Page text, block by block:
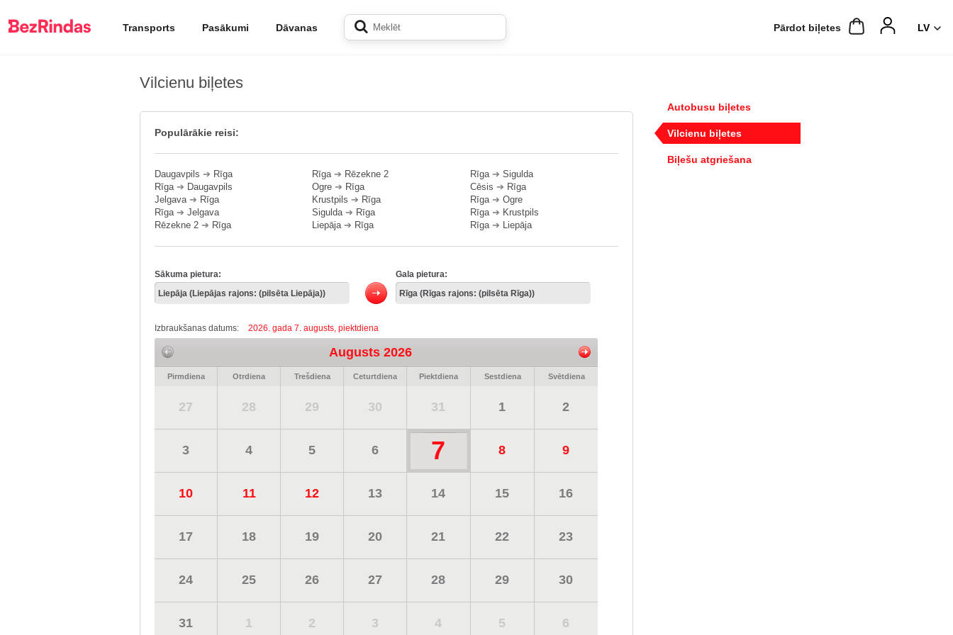
Transports Pasākumi Dāvanas Pārdot biļetes
Vilcienu biļetes
Populārākie reisi:
Daugavpils ➔ Rīga
Rīga➔ Daugavpils
Jelgava➔ Rīga
Rīga➔ Jelgava
Rēzekne 2 ➔ Rīga
Rīga➔ Rēzekne 2
Ogre ➔ Rīga
Krustpils ➔ Rīga
Sigulda➔ Rīga
Liepāja➔ Rīga
Rīga➔ Sigulda
Cēsis ➔ Rīga
Rīga➔ Ogre
Rīga➔ Krustpils
Rīga➔ Liepāja
Sākuma pietura: Gala pietura:
Izbraukšanas datums: 2026. gada 7. augusts, piektdiena
Augusts 2026
Pirmdiena Otrdiena Trešdiena Ceturtdiena Piektdiena Sestdiena Svētdiena
27 28 29 30 31 1 2
3 4 5 6 7 8 9
10 11 12 13 14 15 16
17 18 19 20 21 22 23
24 25 26 27 28 29 30
31 1 2 3 4 5 6
Autobusu biļetes
Vilcienu biļetes
Biļešu atgriešana